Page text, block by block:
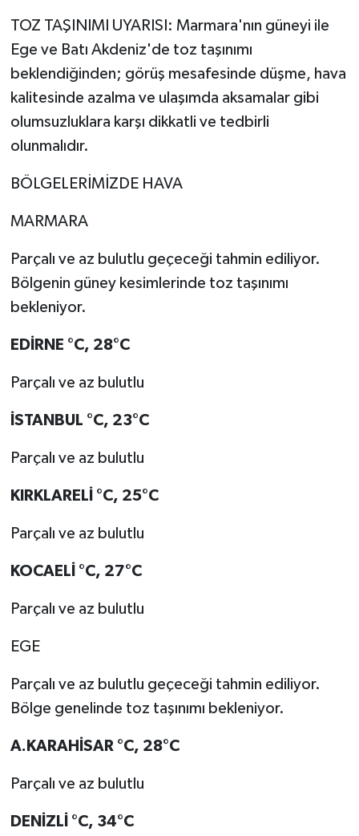
TOZ TAŞINIMI UYARISI: Marmara'nın güneyi ile
Ege ve Batı Akdeniz'de toz taşınımı
beklendiğinden; görüş mesafesinde düşme, hava
kalitesinde azalma ve ulaşımda aksamalar gibi
olumsuzluklara karşı dikkatli ve tedbirli
olunmalıdır.
BÖLGELERİMİZDE HAVA
MARMARA
Parçalı ve az bulutlu geçeceği tahmin ediliyor.
Bölgenin güney kesimlerinde toz taşınımı
bekleniyor.
EDİRNE °C, 28°C
Parçalı ve az bulutlu
İSTANBUL °C, 23°C
Parçalı ve az bulutlu
KIRKLARELİ °C, 25°C
Parçalı ve az bulutlu
KOCAELİ °C, 27°C
Parçalı ve az bulutlu
EGE
Parçalı ve az bulutlu geçeceği tahmin ediliyor.
Bölge genelinde toz taşınımı bekleniyor.
A.KARAHİSAR °C, 28°C
Parçalı ve az bulutlu
DENİZLİ °C, 34°C